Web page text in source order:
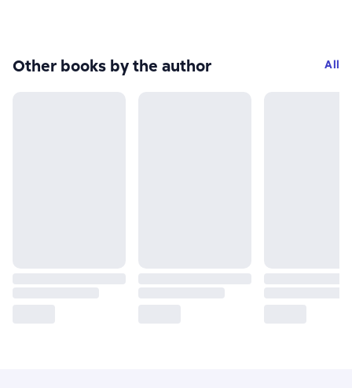
Other books by the author All